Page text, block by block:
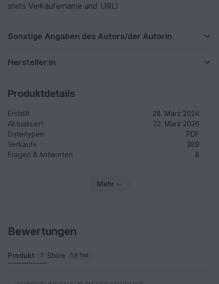
stets Verkäufername und URL!
Sonstige Angaben des Autors/der Autorin
Hersteller:in
Produktdetails
Erstellt
28. März 2024
Aktualisiert
22. März 2026
Dateitypen
PDF
Verkäufe
389
Fragen & Antworten
8
Mehr
Bewertungen
Produkt 7 Store 1,8 Tsd.